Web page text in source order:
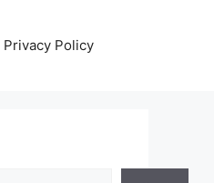
Privacy Policy